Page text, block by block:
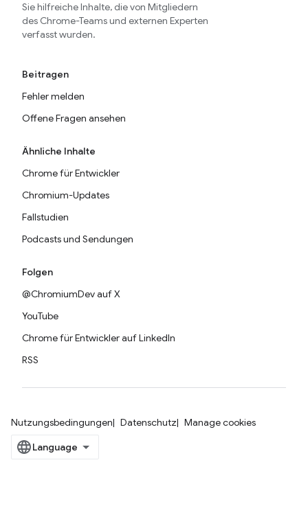
Sie hilfreiche Inhalte, die von Mitgliedern
des Chrome-Teams und externen Experten
verfasst wurden.
Beitragen
Fehler melden
Offene Fragen ansehen
Ähnliche Inhalte
Chrome für Entwickler
Chromium-Updates
Fallstudien
Podcasts und Sendungen
Folgen
@ChromiumDev auf X
YouTube
Chrome für Entwickler auf LinkedIn
RSS
Nutzungsbedingungen Datenschutz Manage cookies